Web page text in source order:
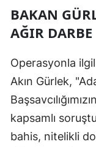
BAKAN
AĞIR DARBE
Operasyonla
Akın Gürlek,
kapsamlı
bahis, nitelikli